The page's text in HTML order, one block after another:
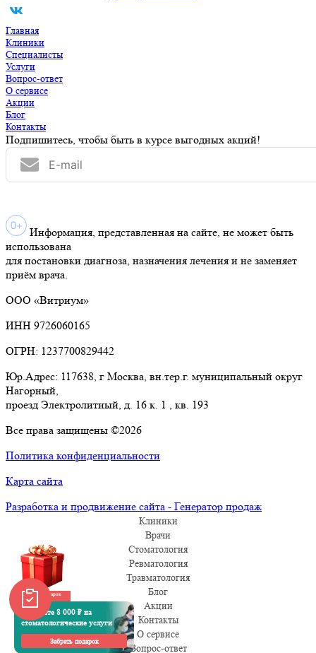
Главная
Клиники
Специалисты
Услуги
Вопрос-ответ
О сервисе
Акции
Блог
Контакты
Подпишитесь, чтобы быть в курсе выгодных акций!
Информация, представленная на сайте, не может быть
использована
для постановки диагноза, назначения лечения и не заменяет
приём врача.
ООО «Витриум»
ИНН 9726060165
ОГРН: 1237700829442
Юр.Адрес: 117638, г Москва, вн.тер.г. муниципальный округ
Нагорный,
проезд Электролитный, д. 16 к. 1 , кв. 193
Все права защищены ©2026
Политика конфиденциальности
Карта сайта
Разработка и продвижение сайта - Генератор продаж
Клиники
Врачи
Стоматология
Ревматология
Травматология
Блог
Акции
Контакты
О сервисе
Вопрос-ответ
Забрать подарок
Получите 8 000 ₽ на
стоматологические услуги
Забрать подарок